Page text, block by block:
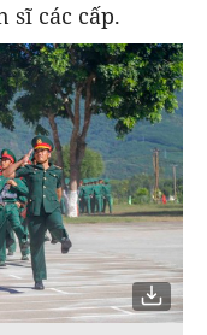
sĩ các cấp.